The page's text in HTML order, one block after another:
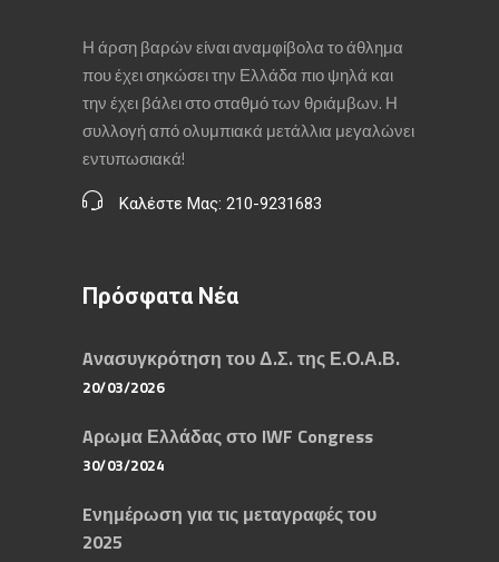
Η άρση βαρών είναι αναμφίβολα το άθλημα
που έχει σηκώσει την Ελλάδα πιο ψηλά και
την έχει βάλει στο σταθμό των θριάμβων. Η
συλλογή από ολυμπιακά μετάλλια μεγαλώνει
εντυπωσιακά!
Καλέστε Μας: 210-9231683
Πρόσφατα Νέα
Aνασυγκρότηση του Δ.Σ. της Ε.Ο.Α.Β.
20/03/2026
Aρωμα Ελλάδας στο IWF Congress
30/03/2024
Eνημέρωση για τις μεταγραφές του
2025